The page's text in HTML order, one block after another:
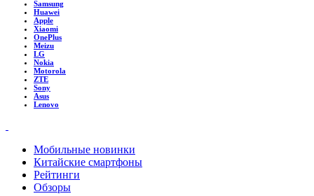
Samsung
Huawei
Apple
Xiaomi
OnePlus
Meizu
LG
Nokia
Motorola
ZTE
Sony
Asus
Lenovo
Мобильные новинки
Китайские смартфоны
Рейтинги
Обзоры